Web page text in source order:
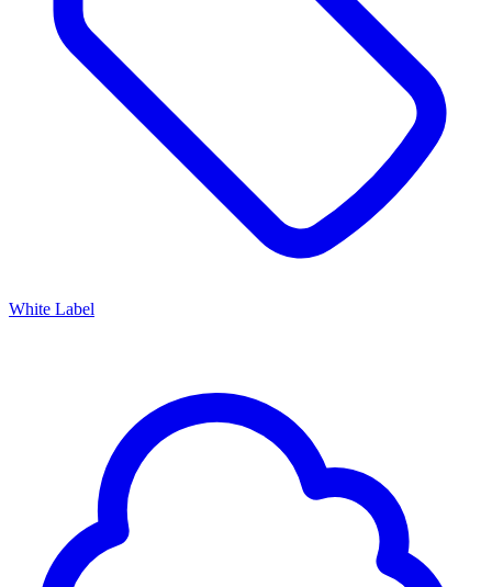
White Label